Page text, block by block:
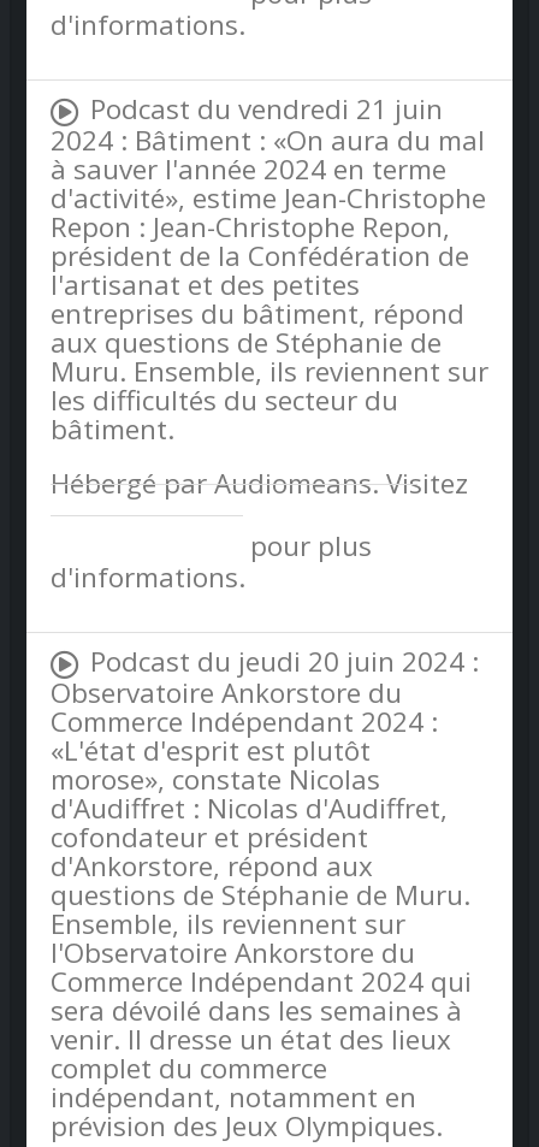
d'informations.
Podcast du vendredi 21 juin
2024 : Bâtiment : «On aura du mal
à sauver l'année 2024 en terme
d'activité», estime Jean-Christophe
Repon : Jean-Christophe Repon,
président de la Confédération de
l'artisanat et des petites
entreprises du bâtiment, répond
aux questions de Stéphanie de
Muru. Ensemble, ils reviennent sur
les difficultés du secteur du
bâtiment.
Hébergé par Audiomeans. Visitez
audiomeans.fr/politique-de-
pour plus
d'informations.
Podcast du jeudi 20 juin 2024 :
Observatoire Ankorstore du
Commerce Indépendant 2024 :
«L'état d'esprit est plutôt
morose», constate Nicolas
d'Audiffret : Nicolas d'Audiffret,
cofondateur et président
d'Ankorstore, répond aux
questions de Stéphanie de Muru.
Ensemble, ils reviennent sur
l'Observatoire Ankorstore du
Commerce Indépendant 2024 qui
sera dévoilé dans les semaines à
venir. Il dresse un état des lieux
complet du commerce
indépendant, notamment en
prévision des Jeux Olympiques.